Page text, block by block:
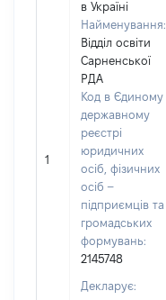
1
в Україні
Найменування:
Відділ освіти
Сарненської
РДА
Код в Єдиному
державному
реєстрі
юридичних
осіб, фізичних
осіб –
підприємців та
громадських
формувань:
2145748
Декларує: